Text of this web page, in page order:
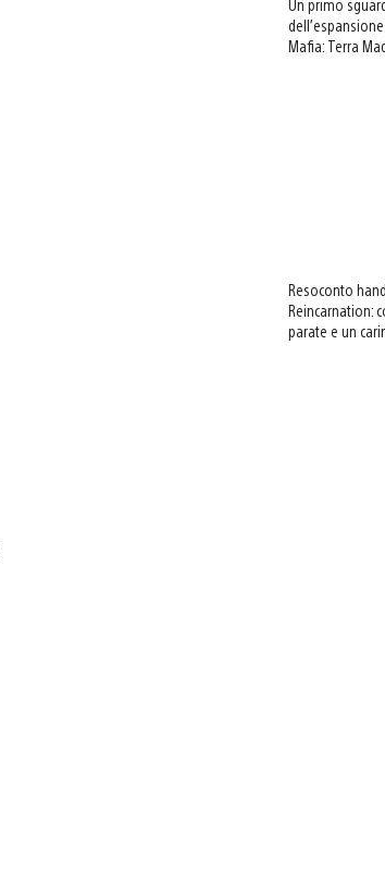
Un primo
Mafia: Terra
Resoconto
Reincarnation:
parate e un